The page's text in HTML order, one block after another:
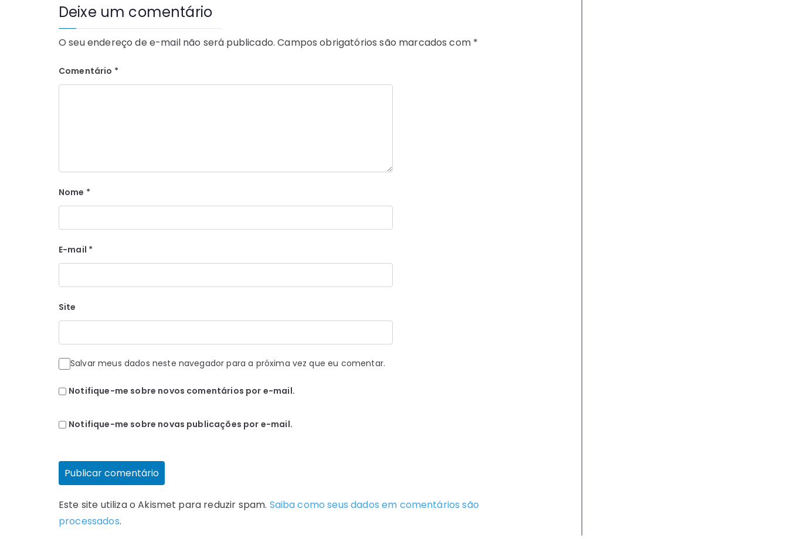
Deixe um comentário
O seu endereço de e-mail não será publicado. Campos obrigatórios são marcados com *
Comentário *
Nome *
E-mail *
Site
Salvar meus dados neste navegador para a próxima vez que eu comentar.
Notifique-me sobre novos comentários por e-mail.
Notifique-me sobre novas publicações por e-mail.
Este site utiliza o Akismet para reduzir spam. Saiba como seus dados em comentários são
processados.